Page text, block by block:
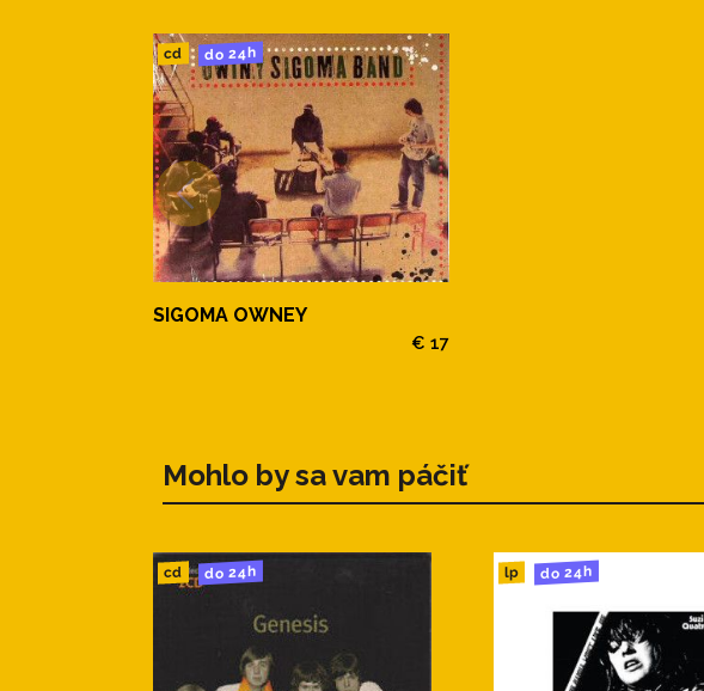
cd do 24h
SIGOMA OWNEY
€ 17
Mohlo by sa vam páčiť
cd do 24h lp do 24h